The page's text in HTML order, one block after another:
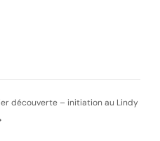
découverte – initiation au Lindy